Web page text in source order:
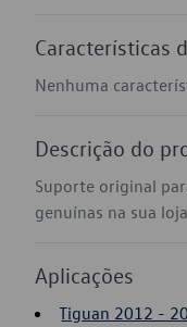
Características
Nenhuma
Descrição do
Suporte original
genuínas na sua
Aplicações
Tiguan 2012 -